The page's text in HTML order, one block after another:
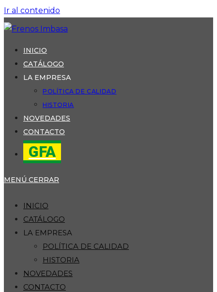
Ir al contenido
INICIO
CATÁLOGO
LA EMPRESA
POLÍTICA DE CALIDAD
HISTORIA
NOVEDADES
CONTACTO
GFA
MENÚ CERRAR
INICIO
CATÁLOGO
LA EMPRESA
POLÍTICA DE CALIDAD
HISTORIA
NOVEDADES
CONTACTO